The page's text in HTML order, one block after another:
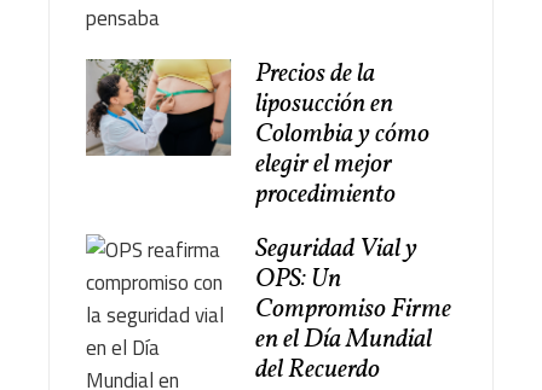
Precios de la
liposucción en
Colombia y cómo
elegir el mejor
procedimiento
Seguridad Vial y
OPS: Un
Compromiso Firme
en el Día Mundial
del Recuerdo